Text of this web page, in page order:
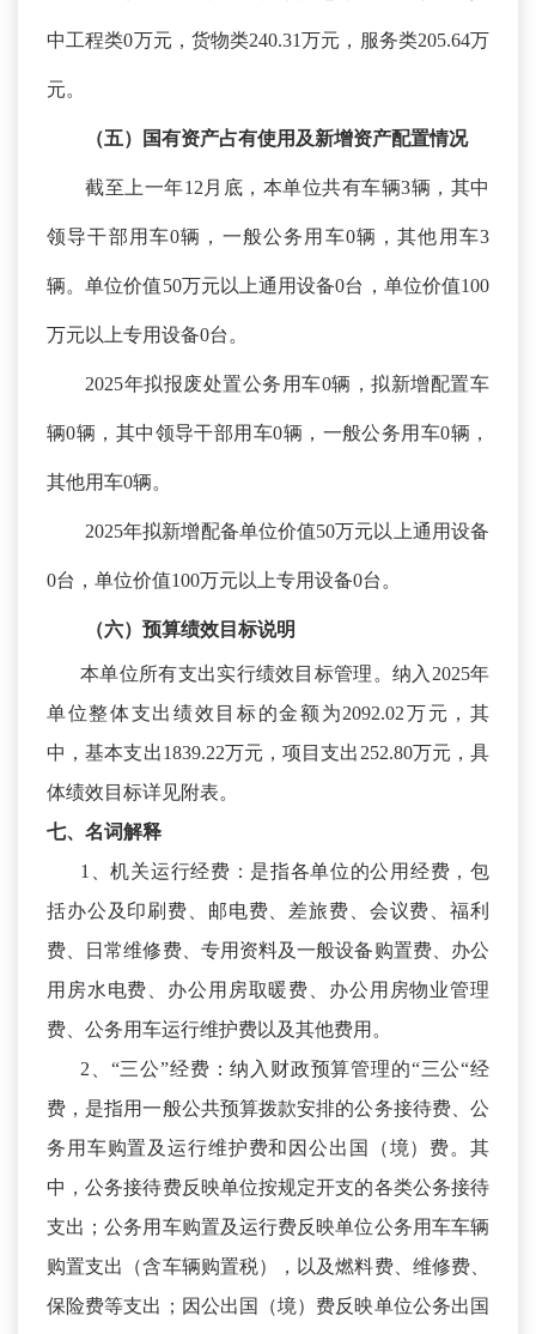
中工程类0万元，货物类240.31万元，服务类205.64万
元。
（五）国有资产占有使用及新增资产配置情况
截至上一年12月底，本单位共有车辆3辆，其中
领导干部用车0辆，一般公务用车0辆，其他用车3
辆。单位价值50万元以上通用设备0台，单位价值100
万元以上专用设备0台。
2025年拟报废处置公务用车0辆，拟新增配置车
辆0辆，其中领导干部用车0辆，一般公务用车0辆，
其他用车0辆。
2025年拟新增配备单位价值50万元以上通用设备
0台，单位价值100万元以上专用设备0台。
（六）预算绩效 目标说明
本单位所有支出实行绩效目标管理。纳入 2025年
单位整体支出绩效目标的金额为2092.02万元，其
中，基本支出1839.22万元，项目支出252.80万元，具
体绩效目标详见附表。
七、名词解释
1、机关运行经费：是指各单位的公用经费，包
括办公及印刷费、邮电费、差旅费、会议费、福利
费、日常维修费、专用资料及一般设备购置费、办公
用房水电费、办公用房取暖费、办公用房物业管理
费、公务用车运行维护费以及其他费用。
2、“三公”经费：纳入财政预算管理的“三公“经
费，是指用一般公共预算拨款安排的公务接待费、公
务用车购置及运行维护费和因公出国（境）费。其
中，公务接待费反映单位按规定开支的各类公务接待
支出；公务用车购置及运行费反映单位公务用车车辆
购置支出（含车辆购置税），以及燃料费、维修费、
保险费等支出；因公出国（境）费反映单位公务出国